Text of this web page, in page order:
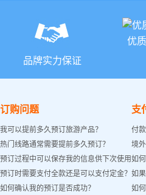
品牌实力保证
优
订购问题
我可以提前多久预订旅游产品？
热门线路通常需要提前多久预订？
预订过程中可以保存我的信息供下次使用
吗？
预订时需要支付全款还是可以支付定金？
如何确认我的预订是否成功？
支
付
境
如
如
如